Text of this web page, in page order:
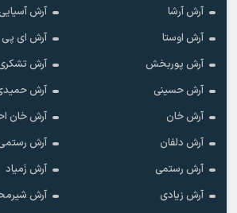
آرش آرشا
آرش
آرش اوستا
آرش ای پی
آرش پوربخش
آرش
آرش حسینی
آرش
آرش خان
آرش خان
آرش دلفان
آرش
آرش رستمی
آرش زَمیاد
آرش زیادی
آرش